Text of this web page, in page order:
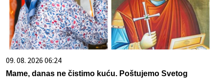
09. 08. 2026 06:24
Mame, danas ne čistimo kuću. Poštujemo Svetog